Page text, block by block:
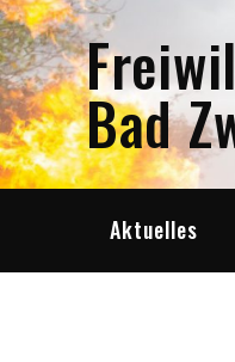
Skip
to
content
Bad
Aktuelles